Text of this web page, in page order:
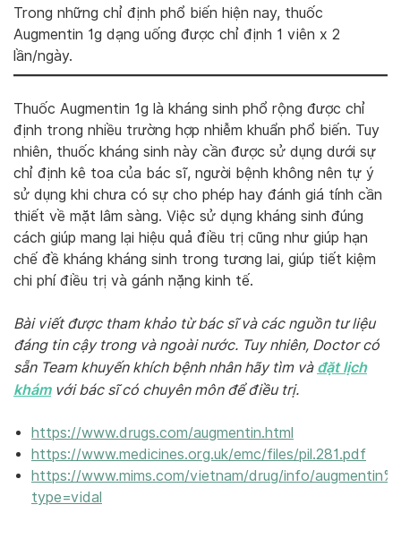
Trong những chỉ định phổ biến hiện nay, thuốc
Augmentin 1g dạng uống được chỉ định 1 viên x 2
lần/ngày.
Thuốc Augmentin 1g là kháng sinh phổ rộng được chỉ
định trong nhiều trường hợp nhiễm khuẩn phổ biến. Tuy
nhiên, thuốc kháng sinh này cần được sử dụng dưới sự
chỉ định kê toa của bác sĩ, người bệnh không nên tự ý
sử dụng khi chưa có sự cho phép hay đánh giá tính cần
thiết về mặt lâm sàng. Việc sử dụng kháng sinh đúng
cách giúp mang lại hiệu quả điều trị cũng như giúp hạn
chế đề kháng kháng sinh trong tương lai, giúp tiết kiệm
chi phí điều trị và gánh nặng kinh tế.
Bài viết được tham khảo từ bác sĩ và các nguồn tư liệu
đáng tin cậy trong và ngoài nước. Tuy nhiên, Doctor có
sẵn Team khuyến khích bệnh nhân hãy tìm và đặt lịch
khámvới bác sĩ có chuyên môn để điều trị.
https://www.drugs.com/augmentin.html
https://www.medicines.org.uk/emc/files/pil.281.pdf
https://www.mims.com/vietnam/drug/info/
type=vidal